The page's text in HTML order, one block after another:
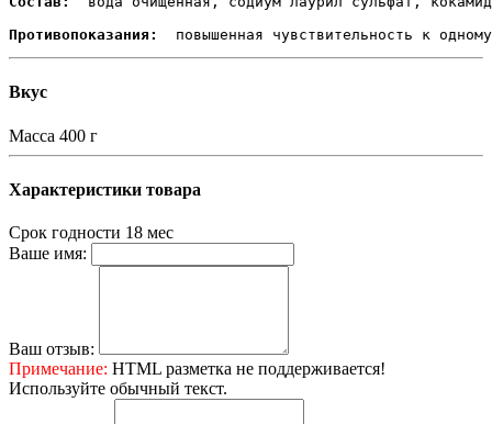
Противопоказания:
Вкус
Масса 400 г
Характеристики товара
Срок годности 18 мес
Ваше имя:
Ваш отзыв:
Примечание: HTML разметка не поддерживается!
Используйте обычный текст.